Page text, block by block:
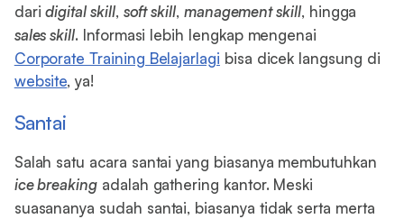
daridigital skill, soft skill, management skill, hingga
sales skill. Informasi lebih lengkap mengenai
Corporate Training Belajarlagi bisa dicek langsung di
website, ya!
Santai
Salah satu acara santai yang biasanya membutuhkan
ice breaking adalah gathering kantor. Meski
suasananya sudah santai, biasanya tidak serta merta